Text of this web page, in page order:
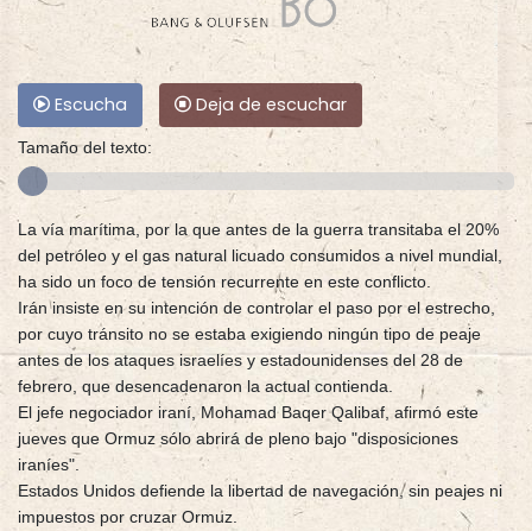
Escucha Deja de escuchar
Tamaño del texto:
La vía marítima, por la que antes de la guerra transitaba el 20%
del petróleo y el gas natural licuado consumidos a nivel mundial,
ha sido un foco de tensión recurrente en este conflicto.
Irán insiste en su intención de controlar el paso por el estrecho,
por cuyo tránsito no se estaba exigiendo ningún tipo de peaje
antes de los ataques israelíes y estadounidenses del 28 de
febrero, que desencadenaron la actual contienda.
El jefe negociador iraní, Mohamad Baqer Qalibaf, afirmó este
jueves que Ormuz sólo abrirá de pleno bajo "disposiciones
iraníes".
Estados Unidos defiende la libertad de navegación, sin peajes ni
impuestos por cruzar Ormuz.